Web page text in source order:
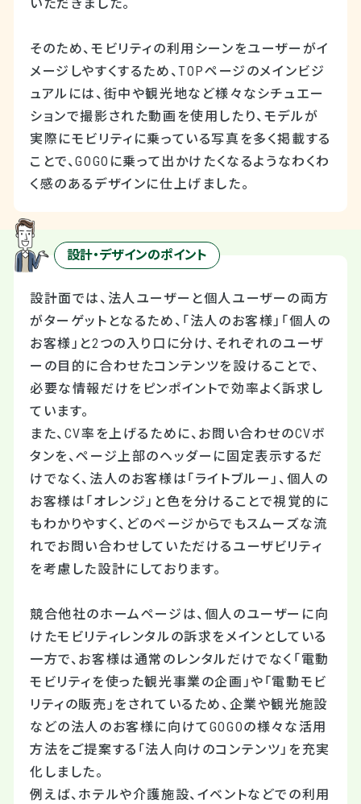
いただきました。
そのため、モビリティの利用シーンをユーザーがイ
メージしやすくするため、TOPページのメインビジ
ュアルには、街中や観光地など様々なシチュエー
ションで撮影された動画を使用したり、モデルが
実際にモビリティに乗っている写真を多く掲載する
ことで、GOGOに乗って出かけたくなるようなわくわ
く感のあるデザインに仕上げました。
設計・デザインのポイント
設計面では、法人ユーザーと個人ユーザーの両方
がターゲットとなるため、「法人のお客様」「個人の
お客様」と2つの入り口に分け、それぞれのユーザ
ーの目的に合わせたコンテンツを設けることで、
必要な情報だけをピンポイントで効率よく訴求し
ています。
また、CV率を上げるために、お問い合わせのCVボ
タンを、ページ上部のヘッダーに固定表示するだ
けでなく、法人のお客様は「ライトブルー」、個人の
お客様は「オレンジ」と色を分けることで視覚的に
もわかりやすく、どのページからでもスムーズな流
れでお問い合わせしていただけるユーザビリティ
を考慮した設計にしております。
競合他社のホームページは、個人のユーザーに向
けたモビリティレンタルの訴求をメインとしている
一方で、お客様は通常のレンタルだけでなく「電動
モビリティを使った観光事業の企画」や「電動モビ
リティの販売」をされているため、企業や観光施設
などの法人のお客様に向けてGOGOの様々な活用
方法をご提案する「法人向けのコンテンツ」を充実
化しました。
例えば、ホテルや介護施設、イベントなどでの利用